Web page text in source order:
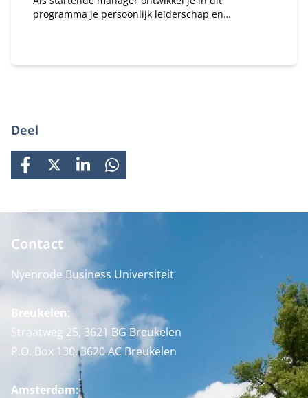
programma je persoonlijk leiderschap en
Deel
FACEBOOK
X LINKEDINWHATSAPP
Contact
Nyenrode Business Universiteit
Breukelen:
Straatweg 25, 3621 BG Breukelen
P.O. Box 130, 3620 AC Breukelen
Amsterdam: